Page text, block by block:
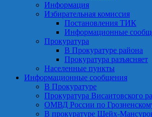
Информация
Избирательная комиссия
Постановления ТИК
Информационные
Прокуратура
В Прокуратуре района
Прокуратура разъясняет
Населенные пункты
Информационные сообщения
В Прокуратуре
Прокуратура Висаитовского
ОМВД России по
В прокуратуре Шейх-